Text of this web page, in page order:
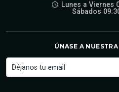
Lunes a Viernes
Sábados
ÚNASE A